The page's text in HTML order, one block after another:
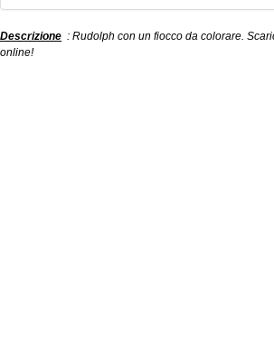
Descrizione : Rudolph con un fiocco da colorare.
online!